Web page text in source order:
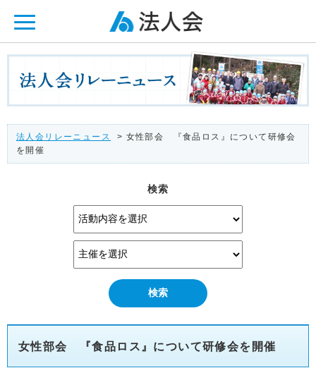
法人会リレーニュース
> 女性部会 『食品ロス』について研修会
を開催
検索
女性部会 『食品ロス』について研修会を開催